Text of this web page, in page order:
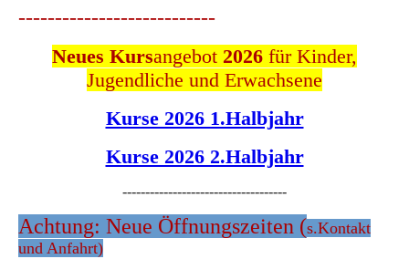
---------------------------
Neues Kursangebot 2026 für Kinder,
Jugendliche und Erwachsene
Kurse 2026 1.Halbjahr
Kurse 2026 2.Halbjahr
------------------------------------
Achtung: Neue Öffnungszeiten (s.Kontakt
und Anfahrt)